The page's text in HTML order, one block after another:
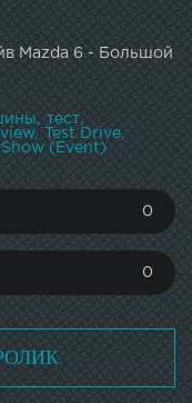
Mazda 6 - Большой
тест
Test Drive
(Event)
0
0